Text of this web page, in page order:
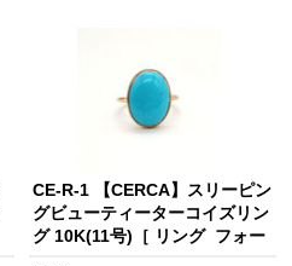
CE-R-1 【CERCA】スリーピン
グビューティーターコイズリン
グ 10K(11号)［ リング フォー